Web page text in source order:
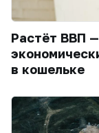
Растёт ВВП
в кошельке